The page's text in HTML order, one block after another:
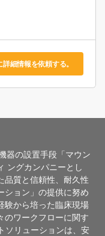
詳細情報を依頼する。
器の設置手段「マウン
ングカンパニーとし
品質と信頼性、耐久性
ション」の提供に努め
験から培った臨床現場
のワークフローに関す
ソリューションは、安